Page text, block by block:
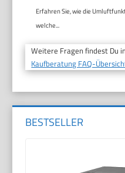
Erfahren Sie, wie die
welche...
Weitere Fragen findest Du
Kaufberatung FAQ-
BESTSELLER